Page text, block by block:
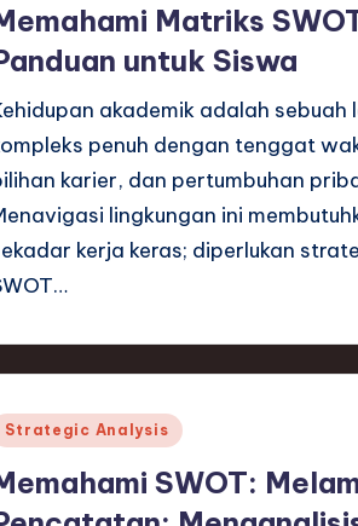
Matriks
untuk Siswa
akademik adalah sebuah
penuh dengan tenggat
karier, dan pertumbuhan
lingkungan ini
kerja keras; diperlukan
Strategic Analysis
SWOT: